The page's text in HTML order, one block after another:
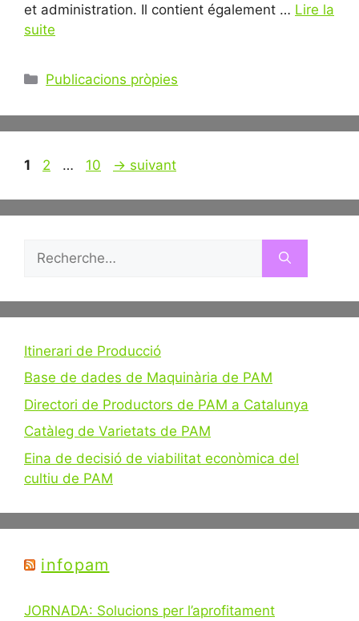
et administration. Il contient également … Lire la
suite
Catégories
Publicacions pròpies
Navigation
articles
Page
1 Page
2 … Page
10 → suivant
Itinerari de Producció
Base de dades de Maquinària de PAM
Directori de Productors de PAM a Catalunya
Catàleg de Varietats de PAM
Eina de decisió de viabilitat econòmica del
cultiu de PAM
infopam
JORNADA: Solucions per l’aprofitament